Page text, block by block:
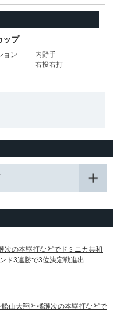
ップ
ョン
内野手
右投右打
次の本塁打などでドミニカ共和
ド3連勝で3位決定戦進出
山大翔と橘漣次の本塁打などで